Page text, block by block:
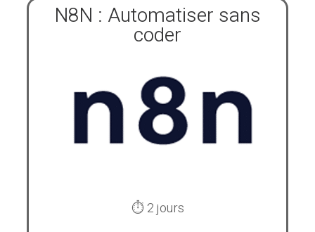
N8N : Automatiser sans
coder
⏱ 2 jours